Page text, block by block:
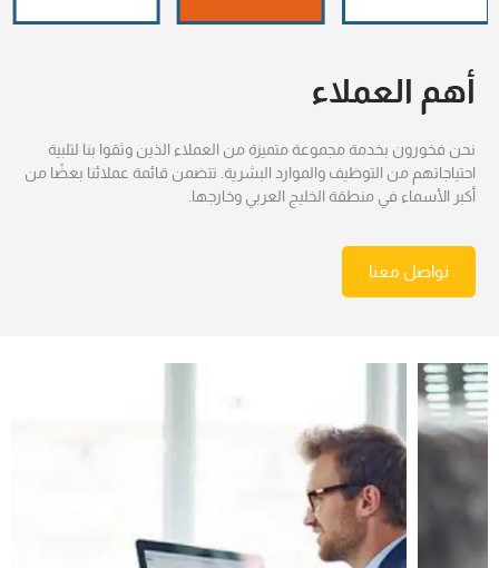
أهم العملاء
نحن فخورون بخدمة مجموعة متميزة من العملاء الذين وثقوا بنا لتلبية
احتياجاتهم من التوظيف والموارد البشرية. تتضمن قائمة عملائنا بعضًا من
أكبر الأسماء في منطقة الخليج العربي وخارجها.
تواصل معنا